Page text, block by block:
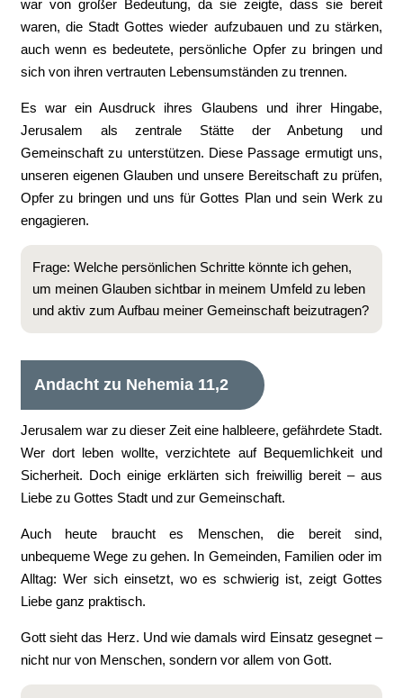
war von großer Bedeutung, da sie zeigte, dass sie bereit
waren, die Stadt Gottes wieder aufzubauen und zu stärken,
auch wenn es bedeutete, persönliche Opfer zu bringen und
sich von ihren vertrauten Lebensumständen zu trennen.
Es war ein Ausdruck ihres Glaubens und ihrer Hingabe,
Jerusalem als zentrale Stätte der Anbetung und
Gemeinschaft zu unterstützen. Diese Passage ermutigt uns,
unseren eigenen Glauben und unsere Bereitschaft zu prüfen,
Opfer zu bringen und uns für Gottes Plan und sein Werk zu
engagieren.
Frage: Welche persönlichen Schritte könnte ich gehen,
um meinen Glauben sichtbar in meinem Umfeld zu leben
und aktiv zum Aufbau meiner Gemeinschaft beizutragen?
Andacht zu Nehemia 11,2
Jerusalem war zu dieser Zeit eine halbleere, gefährdete Stadt.
Wer dort leben wollte, verzichtete auf Bequemlichkeit und
Sicherheit. Doch einige erklärten sich freiwillig bereit – aus
Liebe zu Gottes Stadt und zur Gemeinschaft.
Auch heute braucht es Menschen, die bereit sind,
unbequeme Wege zu gehen. In Gemeinden, Familien oder im
Alltag: Wer sich einsetzt, wo es schwierig ist, zeigt Gottes
Liebe ganz praktisch.
Gott sieht das Herz. Und wie damals wird Einsatz gesegnet –
nicht nur von Menschen, sondern vor allem von Gott.